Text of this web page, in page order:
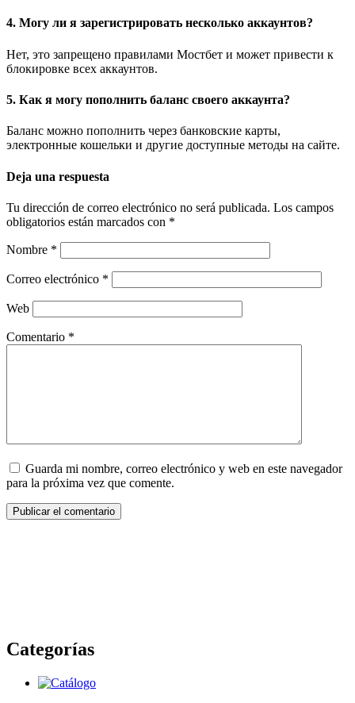
4. Могу ли я зарегистрировать несколько аккаунтов?
Нет, это запрещено правилами Мостбет и может привести к
блокировке всех аккаунтов.
5. Как я могу пополнить баланс своего аккаунта?
Баланс можно пополнить через банковские карты,
электронные кошельки и другие доступные методы на сайте.
Deja una respuesta
Tu dirección de correo electrónico no será publicada. Los campos
obligatorios están marcados con *
Nombre *
Correo electrónico *
Web
Comentario *
Guarda mi nombre, correo electrónico y web en este navegador
para la próxima vez que comente.
Categorías